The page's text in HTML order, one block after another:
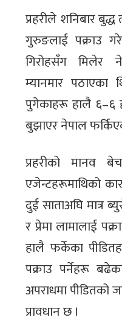
प्रहरीले शनिबार
गुरुङलाई पक्राउ
गिरोहसँग मिलेर
म्यानमार पठाएका
पुगेकाहरू हालै ६–६
बुझाएर नेपाल
प्रहरीको मानव
एजेन्टहरूमाथिको
दुई साताअघि मात्र
र प्रेमा लामालाई
हालै फर्केका
पक्राउ पर्नेहरू
अपराधमा पीडितको
प्रावधान छ ।